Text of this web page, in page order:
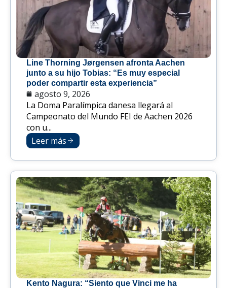
Line Thorning Jørgensen afronta Aachen
junto a su hijo Tobias: “Es muy especial
poder compartir esta experiencia”
agosto 9, 2026
La Doma Paralímpica danesa llegará al
Campeonato del Mundo FEI de Aachen 2026
con u...
Leer más
Kento Nagura: “Siento que Vinci me ha